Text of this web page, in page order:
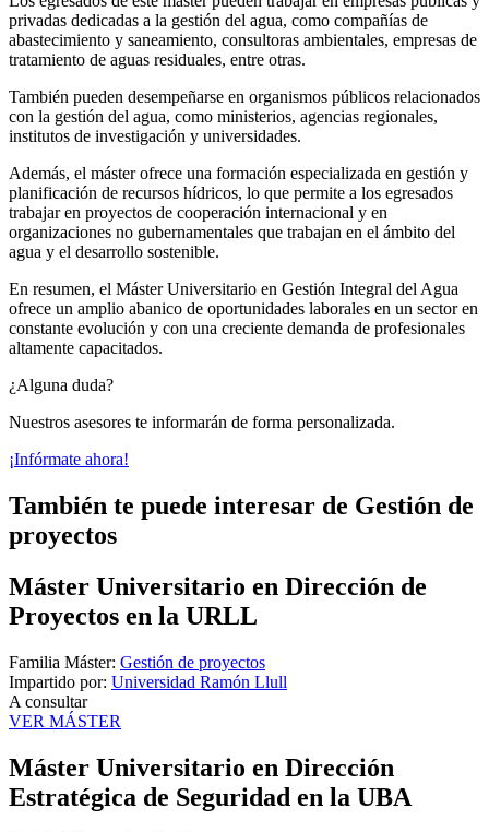
privadas dedicadas a la gestión del agua, como compañías de
abastecimiento y saneamiento, consultoras ambientales, empresas de
tratamiento de aguas residuales, entre otras.
También pueden desempeñarse en organismos públicos relacionados
con la gestión del agua, como ministerios, agencias regionales,
institutos de investigación y universidades.
Además, el máster ofrece una formación especializada en gestión y
planificación de recursos hídricos, lo que permite a los egresados
trabajar en proyectos de cooperación internacional y en
organizaciones no gubernamentales que trabajan en el ámbito del
agua y el desarrollo sostenible.
En resumen, el Máster Universitario en Gestión Integral del Agua
ofrece un amplio abanico de oportunidades laborales en un sector en
constante evolución y con una creciente demanda de profesionales
altamente capacitados.
¿Alguna duda?
Nuestros asesores te informarán de forma personalizada.
¡Infórmate ahora!
También te puede interesar de Gestión de
proyectos
Máster Universitario en Dirección de
Proyectos en la URLL
Familia Máster: Gestión de proyectos
Impartido por: Universidad Ramón Llull
A consultar
VER MÁSTER
Máster Universitario en Dirección
Estratégica de Seguridad en la UBA